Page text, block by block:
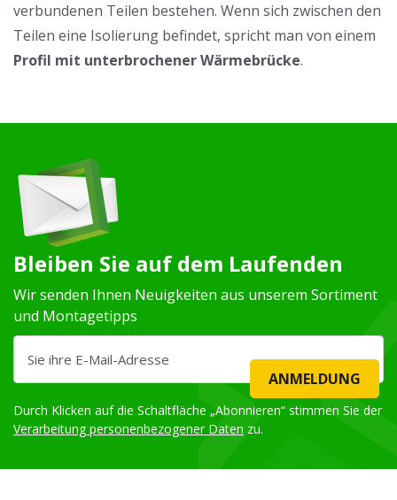
verbundenen Teilen bestehen. Wenn sich zwischen den
Teilen eine Isolierung befindet, spricht man von einem
Profil mit unterbrochener Wärmebrücke.
Bleiben Sie auf dem Laufenden
Wir senden Ihnen Neuigkeiten aus unserem Sortiment
und Montagetipps
ANMELDUNG
Durch Klicken auf die Schaltfläche „Abonnieren“ stimmen Sie der
Verarbeitung personenbezogener Daten zu.